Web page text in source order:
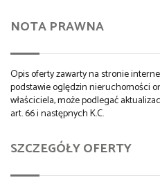
NOTA PRAWNA
Opis oferty zawarty na stronie
podstawie oględzin nieruchomości
właściciela, może podlegać
art. 66 i następnych K.C.
SZCZEGÓŁY OFERTY